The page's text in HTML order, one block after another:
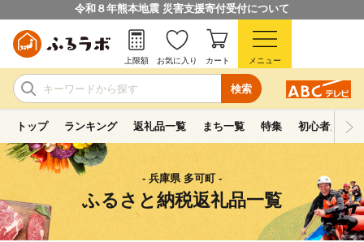
令和８年熊本地震 災害支援寄付受付について
検索
上限額 お気に入り カート メニュー
トップ ランキング 返礼品一覧 まち一覧 特集 初心者ガイド
- 兵庫県 多可町 -
ふるさと納税返礼品一覧